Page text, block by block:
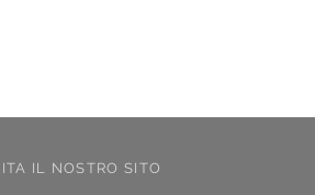
IL NOSTRO SITO